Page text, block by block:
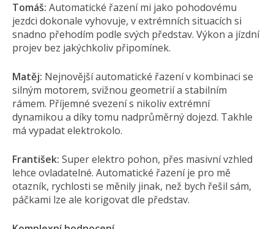
Tomáš: Automatické řazení mi jako pohodovému
jezdci dokonale vyhovuje, v extrémních situacích si
snadno přehodím podle svých představ. Výkon a jízdní
projev bez jakýchkoliv připomínek.
Matěj: Nejnovější automatické řazení v kombinaci se
silným motorem, svižnou geometrií a stabilním
rámem. Příjemné svezení s nikoliv extrémní
dynamikou a díky tomu nadprůměrný dojezd. Takhle
má vypadat elektrokolo.
František: Super elektro pohon, přes masivní vzhled
lehce ovladatelné. Automatické řazení je pro mě
otazník, rychlosti se měnily jinak, než bych řešil sám,
páčkami lze ale korigovat dle představ.